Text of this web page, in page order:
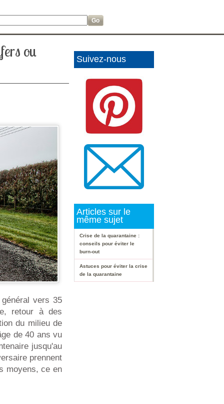
ou
vers 35
retour à des
du milieu de
de 40 ans vu
jusqu'au
prennent
moyens, ce en
Suivez-nous
Articles sur le
même sujet
Crise de la quarantaine :
conseils pour éviter le
burn-out
Astuces pour éviter la crise
de la quarantaine